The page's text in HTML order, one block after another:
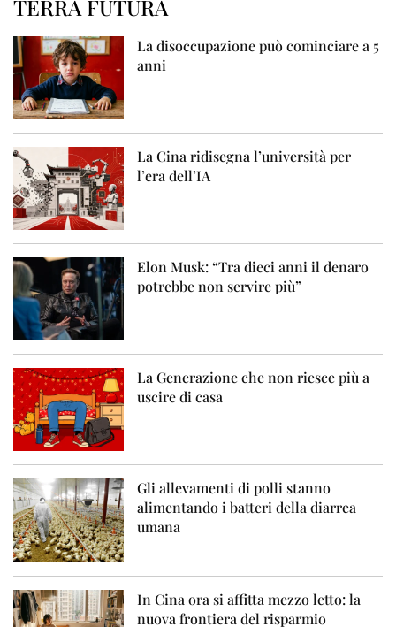
TERRA FUTURA
La disoccupazione può cominciare a 5
anni
La Cina ridisegna l’università per
l’era dell’IA
Elon Musk: “Tra dieci anni il denaro
potrebbe non servire più”
La Generazione che non riesce più a
uscire di casa
Gli allevamenti di polli stanno
alimentando i batteri della diarrea
umana
In Cina ora si affitta mezzo letto: la
nuova frontiera del risparmio